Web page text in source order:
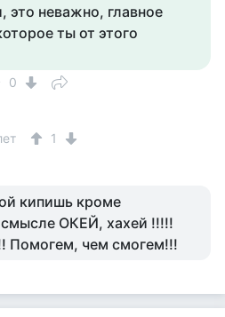
это неважно, главное
ты от этого
0
1
кипишь кроме
ОКЕЙ, хахей !!!!!
Помогем, чем смогем!!!